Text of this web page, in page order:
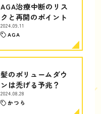
AGA治療中断のリス
クと再開のポイント
2024.09.11
AGA
髪のボリュームダウ
ンは禿げる予兆？
2024.08.28
かつら